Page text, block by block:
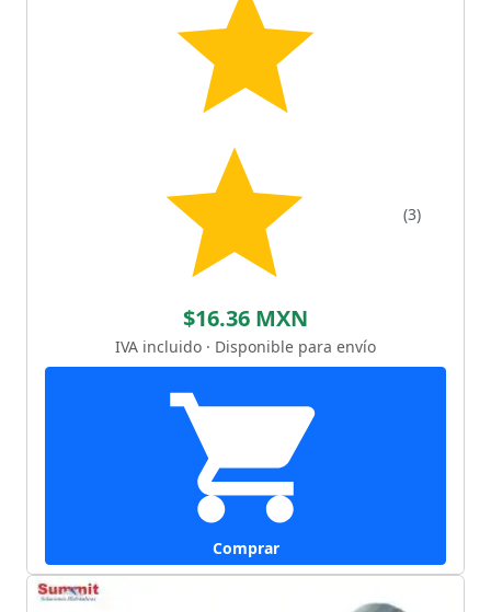
(3)
$16.36 MXN
IVA incluido · Disponible para envío
Comprar